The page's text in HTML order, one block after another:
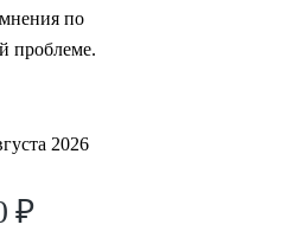
по
проблеме.
2026
₽